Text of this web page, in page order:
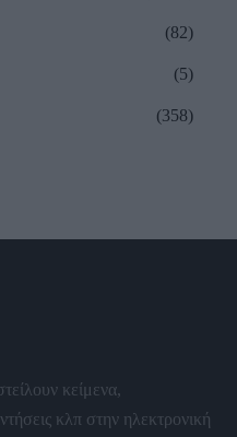
(82)
(5)
(358)
κείμενα,
κλπ στην ηλεκτρονική